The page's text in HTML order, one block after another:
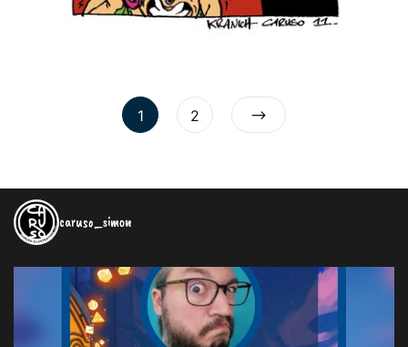
1 2
caruso_simon